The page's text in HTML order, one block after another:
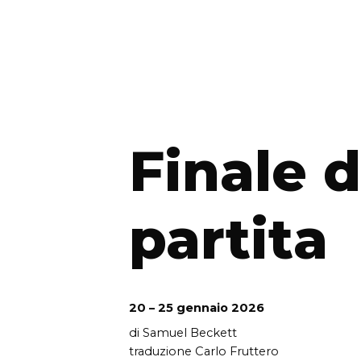
Finale
partita
20 – 25 gennaio 2026
di Samuel Beckett
traduzione Carlo Fruttero